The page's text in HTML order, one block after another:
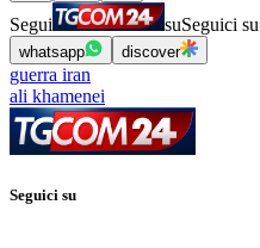
Segui suSeguici su
whatsapp discover
guerra iran
ali khamenei
Seguici su